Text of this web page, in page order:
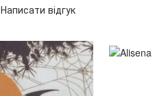
Написати відгук